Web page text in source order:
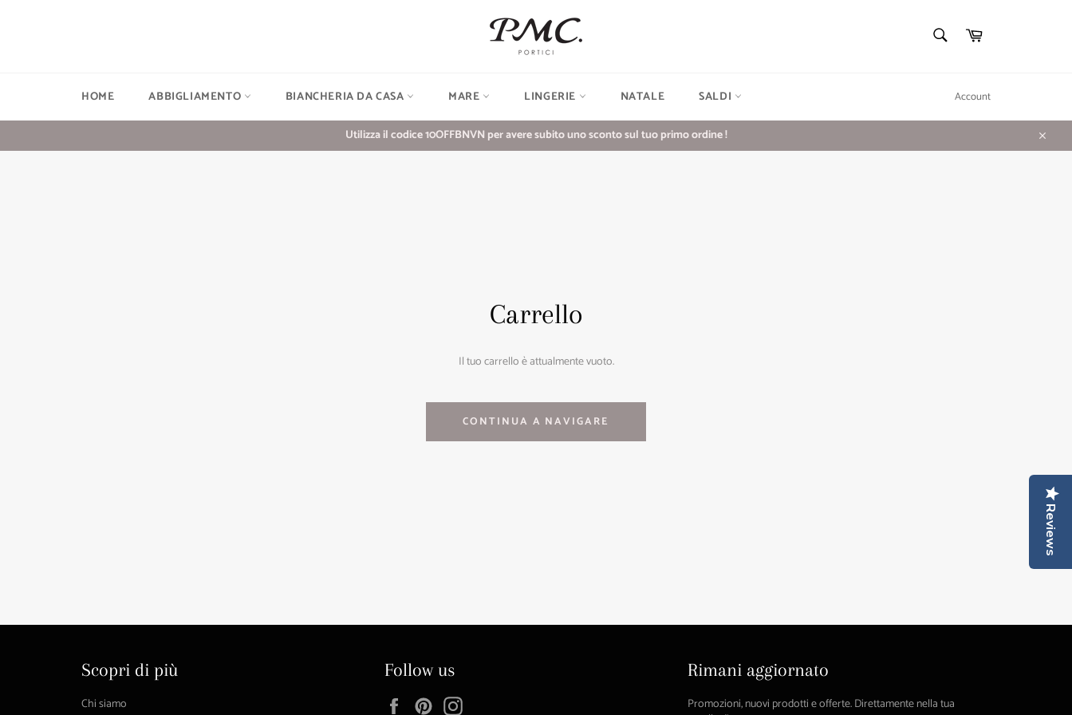
Cerca
Carrello
HOME ABBIGLIAMENTO BIANCHERIA DA CASA MARE LINGERIE NATALE SALDI Account
Utilizza il codice 10OFFBNVN per avere subito uno sconto sul tuo primo ordine !
Chiudi
Carrello
Il tuo carrello è attualmente vuoto.
CONTINUA A NAVIGARE
Scopri di più
Chi siamo
Follow us
FacebookPinterest
Rimani aggiornato
Promozioni, nuovi prodotti e offerte. Direttamente nella tua
Reviews